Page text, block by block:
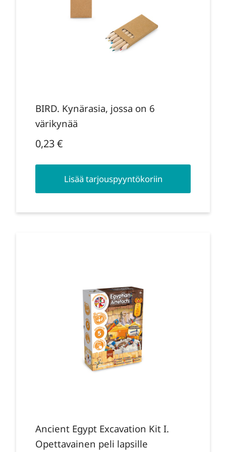
BIRD. Kynärasia, jossa on 6
värikynää
0,23€
Lisää tarjouspyyntökoriin
Ancient Egypt Excavation Kit I.
Opettavainen peli lapsille